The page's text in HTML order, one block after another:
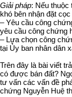
Giải pháp: Nếu
khó bên nhận đặt
– Yêu cầu công
yêu cầu công chứng
– Lựa chọn công
tại Ủy ban nhân dân
Trên đây là bài viết
có được bán đất?
tư vấn các vấn đề
chứng Nguyễn Huệ